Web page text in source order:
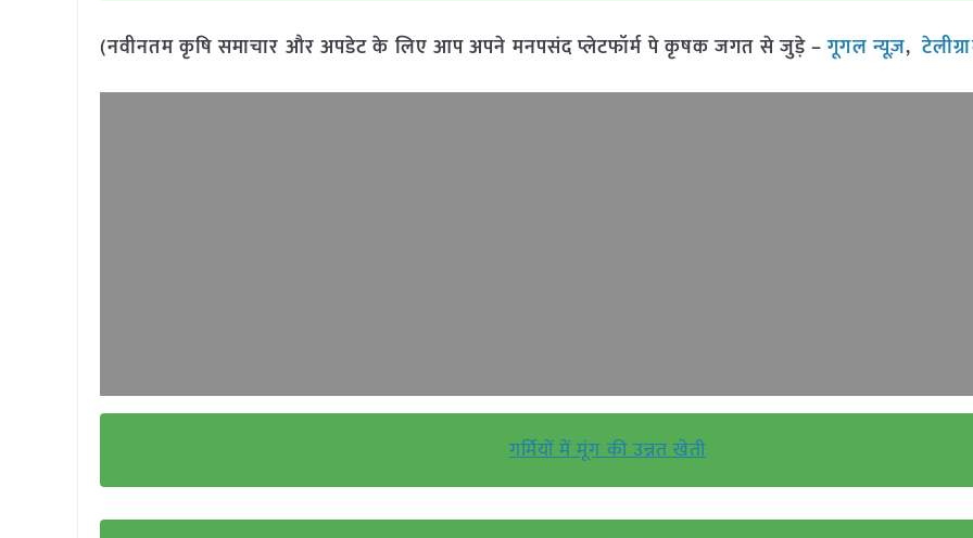
(नवीनतम कृषि समाचार और अपडेट के लिए आप अपने मनपसंद प्लेटफॉर्म पे कृषक जगत से जुड़े –गूगल न्यूज़,
गर्मियों में मूंग की उन्नत खेती